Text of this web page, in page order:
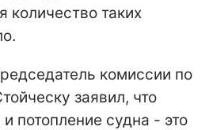
количество таких
комиссии по
заявил, что
потопление судна - это